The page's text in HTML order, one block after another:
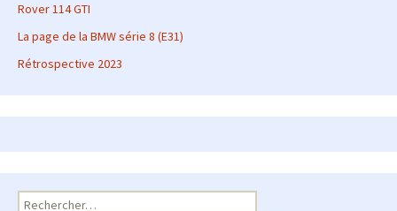
Rover 114 GTI
La page de la BMW série 8 (E31)
Rétrospective 2023
Rechercher :